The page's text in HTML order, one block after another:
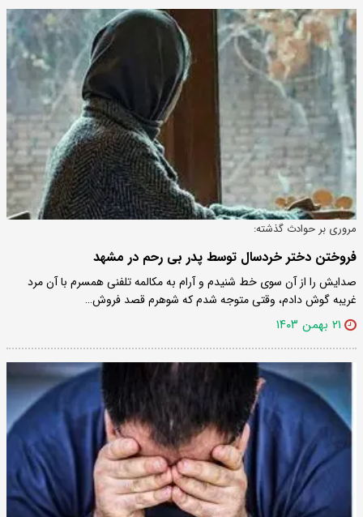
مروری بر حوادث گذشته:
فروختن دختر خردسال توسط پدر بی رحم در مشهد
صدایش را از آن سوی خط شنیدم و آرام به مکالمه تلفنی همسرم با آن مرد
غریبه گوش دادم، وقتی متوجه شدم که شوهرم قصد فروش…
۲۱ بهمن ۱۴۰۳